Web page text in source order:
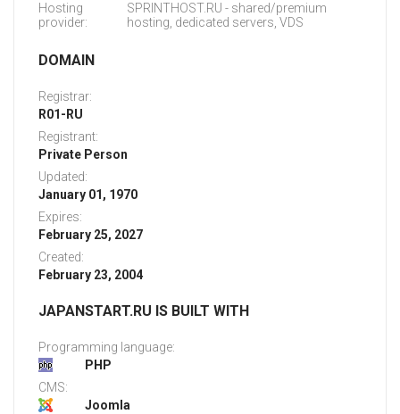
Hosting
provider:
SPRINTHOST.RU - shared/premium
hosting, dedicated servers, VDS
DOMAIN
Registrar:
R01-RU
Registrant:
Private Person
Updated:
January 01, 1970
Expires:
February 25, 2027
Created:
February 23, 2004
JAPANSTART.RU IS BUILT WITH
Programming language:
PHP
CMS:
Joomla